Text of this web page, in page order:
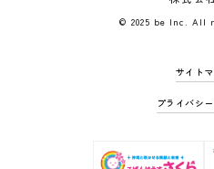
© 2025 be Inc. All
サイト
プライバシ